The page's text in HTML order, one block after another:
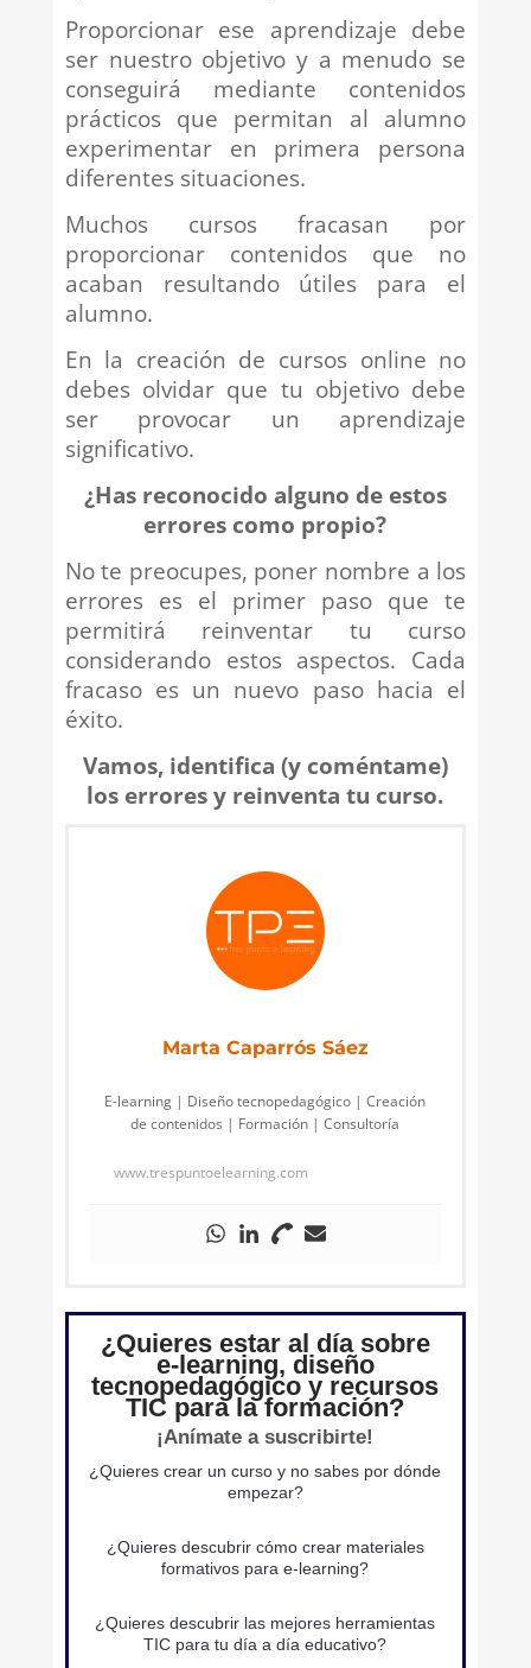
Proporcionar ese aprendizaje debe
ser nuestro objetivo y a menudo se
conseguirá mediante contenidos
prácticos que permitan al alumno
experimentar en primera persona
diferentes situaciones.
Muchos cursos fracasan por
proporcionar contenidos que no
acaban resultando útiles para el
alumno.
En la creación de cursos online no
debes olvidar que tu objetivo debe
ser provocar un aprendizaje
significativo.
¿Has reconocido alguno de estos
errores como propio?
No te preocupes, poner nombre a los
errores es el primer paso que te
permitirá reinventar tu curso
considerando estos aspectos. Cada
fracaso es un nuevo paso hacia el
éxito.
Vamos, identifica (y coméntame)
los errores y reinventa tu curso.
Marta Caparrós Sáez
E-learning | Diseño tecnopedagógico | Creación
de contenidos | Formación | Consultoría
www.trespuntoelearning.com
¿Quieres estar al día sobre
e-learning, diseño
tecnopedagógico y recursos
TIC para la formación?
¡Anímate a suscribirte!
¿Quieres crear un curso y no sabes por dónde
empezar?
¿Quieres descubrir cómo crear materiales
formativos para e-learning?
¿Quieres descubrir las mejores herramientas
TIC para tu día a día educativo?